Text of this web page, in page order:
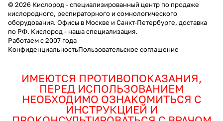
© 2026 Кислород - специализированный центр по продаже
кислородного, респираторного и сомнологического
оборудования. Офисы в Москве и Санкт-Петербурге, доставка
по РФ. Кислород - наша специализация.
Работаем с 2007 года
КонфиденциальностьПользовательское соглашение
ИМЕЮТСЯ ПРОТИВОПОКАЗАНИЯ,
ПЕРЕД ИСПОЛЬЗОВАНИЕМ
НЕОБХОДИМО ОЗНАКОМИТЬСЯ С
ИНСТРУКЦИЕЙ И